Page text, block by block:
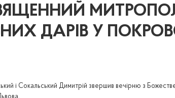
ДАРІВ У
і Сокальський Димитрій звершив вечірню з